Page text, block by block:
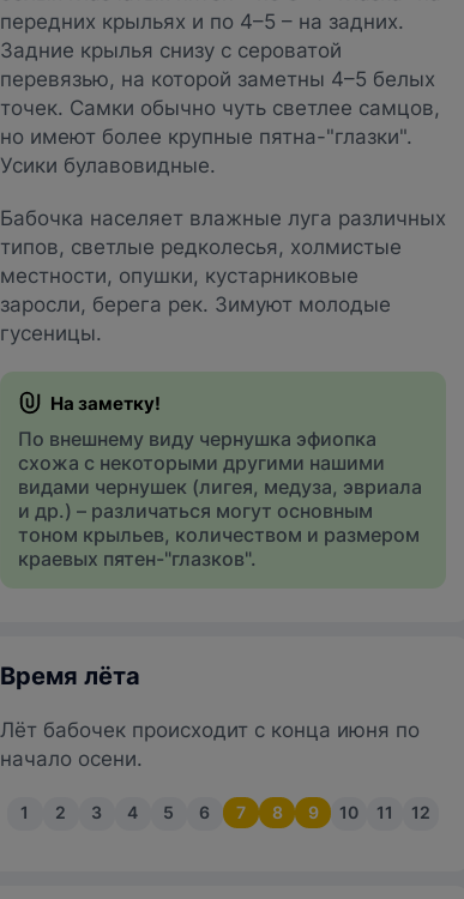
передних крыльях и по 4–5 – на задних.
Задние крылья снизу с сероватой
перевязью, на которой заметны 4–5 белых
точек. Самки обычно чуть светлее самцов,
но имеют более крупные пятна-"глазки".
Усики булавовидные.
Бабочка населяет влажные луга различных
типов, светлые редколесья, холмистые
местности, опушки, кустарниковые
заросли, берега рек. Зимуют молодые
гусеницы.
По внешнему виду чернушка эфиопка
схожа с некоторыми другими нашими
видами чернушек (лигея, медуза, эвриала
и др.) – различаться могут основным
тоном крыльев, количеством и размером
краевых пятен-"глазков".
Время лёта
Лёт бабочек происходит с конца июня по
начало осени.
1 2 3 4 5 6 7 8 9 10 11 12